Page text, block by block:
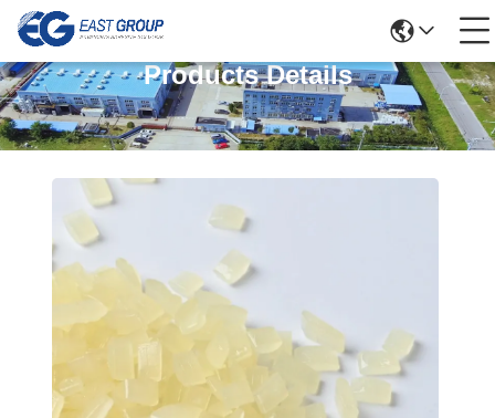
Products Details